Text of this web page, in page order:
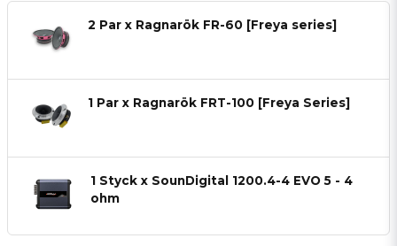
2 Par x Ragnarök FR-60 [Freya series]
1 Par x Ragnarök FRT-100 [Freya Series]
1 Styck x SounDigital 1200.4-4 EVO 5 - 4
ohm